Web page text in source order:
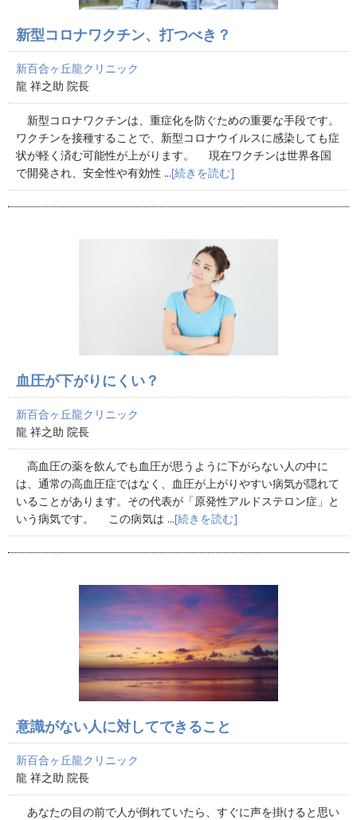
新型コロナワクチン、打つべき？
新百合ヶ丘龍クリニック
龍 祥之助 院長
新型コロナワクチンは、重症化を防ぐための重要な手段です。
ワクチンを接種することで、新型コロナウイルスに感染しても症
状が軽く済む可能性が上がります。 現在ワクチンは世界各国
で開発され、安全性や有効性 ...[続きを読む]
血圧が下がりにくい？
新百合ヶ丘龍クリニック
龍 祥之助 院長
高血圧の薬を飲んでも血圧が思うように下がらない人の中に
は、通常の高血圧症ではなく、血圧が上がりやすい病気が隠れて
いることがあります。その代表が「原発性アルドステロン症」と
いう病気です。 この病気は ...[続きを読む]
意識がない人に対してできること
新百合ヶ丘龍クリニック
龍 祥之助 院長
あなたの目の前で人が倒れていたら、すぐに声を掛けると思い